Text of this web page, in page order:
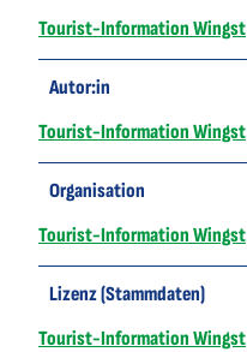
Tourist-Information Wingst
Autor:in
Tourist-Information Wingst
Organisation
Tourist-Information Wingst
Lizenz (Stammdaten)
Tourist-Information Wingst